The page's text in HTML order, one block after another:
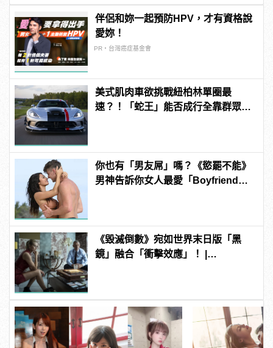
伴侶和妳一起預防HPV，才有資格說
愛妳！
PR・台灣癌症基金會
美式肌肉車欲挑戰紐柏林單圈最
速？！「蛇王」能否成行全靠群眾募
你也有「男友屌」嗎？《慾罷不能》
男神告訴你女人最愛「Boyfriend
《毀滅倒數》宛如世界末日版「黑
鏡」融合「衝擊效應」！ |